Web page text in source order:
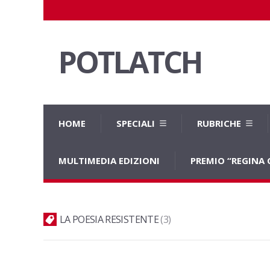
POTLATCH
HOME SPECIALI RUBRICHE
MULTIMEDIA EDIZIONI PREMIO “REGINA
LA POESIA RESISTENTE 3